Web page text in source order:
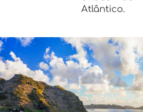
Atlântico.